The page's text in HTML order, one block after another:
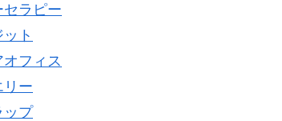
セラピー
ト
オフィス
リー
ップ